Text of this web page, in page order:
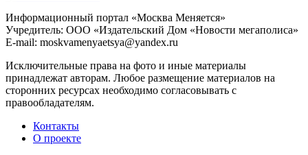
Информационный портал «Москва Меняется»
Учредитель: ООО «Издательский Дом «Новости мегаполиса»
E-mail: moskvamenyaetsya@yandex.ru
Исключительные права на фото и иные материалы
принадлежат авторам. Любое размещение материалов на
сторонних ресурсах необходимо согласовывать с
правообладателям.
Контакты
О проекте